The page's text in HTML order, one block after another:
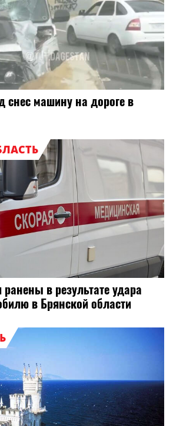
снес машину на дороге в
в результате удара
в Брянской области